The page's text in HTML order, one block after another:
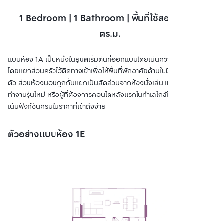
1 Bedroom | 1 Bathroom | พื้นที่ใช้สอย 26.25
ตร.ม.
แบบห้อง 1A เป็นหนึ่งในยูนิตเริ่มต้นที่ออกแบบโดยเน้นความคุ้มค่าสูงสุด
โดยแยกส่วนครัวไว้ติดทางเข้าเพื่อให้พื้นที่พักอาศัยด้านในมีความเป็นส่วน
ตัว ส่วนห้องนอนถูกกั้นแยกเป็นสัดส่วนจากห้องนั่งเล่น เหมาะกับคน
ทำงานรุ่นใหม่ หรือผู้ที่ต้องการคอนโดหลังแรกในทำเลใกล้ไอคอนสยามที่
เน้นฟังก์ชันครบในราคาที่เข้าถึงง่าย
ตัวอย่างแบบห้อง 1E